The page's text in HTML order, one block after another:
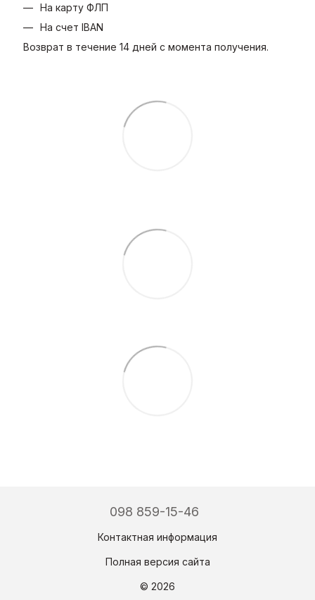
На карту ФЛП
На счет IBAN
Возврат в течение 14 дней с момента получения.
098 859-15-46
Контактная информация
Полная версия сайта
© 2026